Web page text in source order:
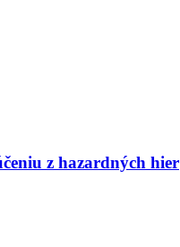
z hazardných hier